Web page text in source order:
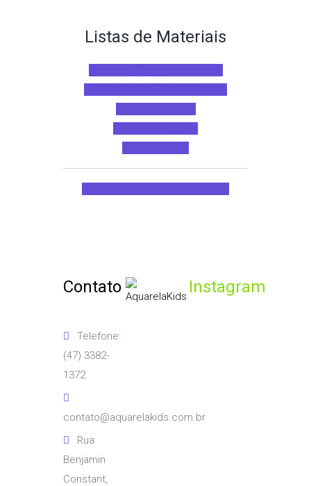
Listas de Materiais
Contato
Telefone:
(47) 3382-
1372
contato@aquarelakids.com.br
Rua
Benjamin
Constant,
Instagram